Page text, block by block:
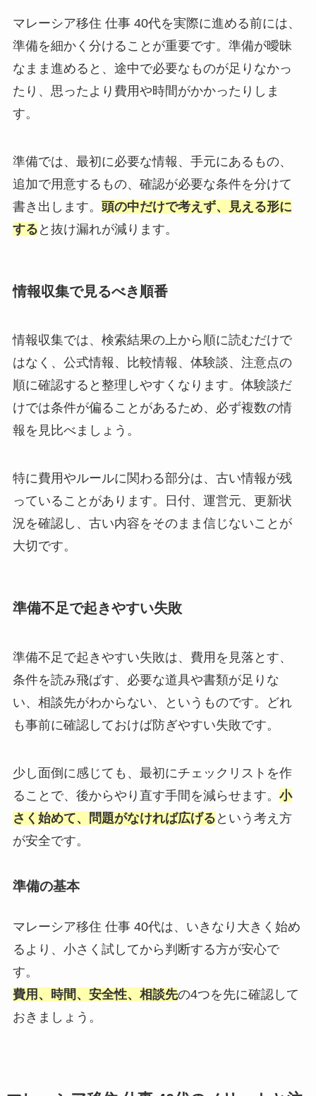
マレーシア移住 仕事 40代を実際に進める前には、
準備を細かく分けることが重要です。準備が曖昧
なまま進めると、途中で必要なものが足りなかっ
たり、思ったより費用や時間がかかったりしま
す。
準備では、最初に必要な情報、手元にあるもの、
追加で用意するもの、確認が必要な条件を分けて
書き出します。 頭の中だけで考えず、見える形に
する と抜け漏れが減ります。
情報収集で見るべき順番
情報収集では、検索結果の上から順に読むだけで
はなく、公式情報、比較情報、体験談、注意点の
順に確認すると整理しやすくなります。体験談だ
けでは条件が偏ることがあるため、必ず複数の情
報を見比べましょう。
特に費用やルールに関わる部分は、古い情報が残
っていることがあります。日付、運営元、更新状
況を確認し、古い内容をそのまま信じないことが
大切です。
準備不足で起きやすい失敗
準備不足で起きやすい失敗は、費用を見落とす、
条件を読み飛ばす、必要な道具や書類が足りな
い、相談先がわからない、というものです。どれ
も事前に確認しておけば防ぎやすい失敗です。
少し面倒に感じても、最初にチェックリストを作
ることで、後からやり直す手間を減らせます。 小
さく始めて、問題がなければ広げる という考え方
が安全です。
準備の基本
マレーシア移住 仕事 40代は、いきなり大きく始め
るより、小さく試してから判断する方が安心で
す。
費用、時間、安全性、相談先の4つを先に確認して
おきましょう。